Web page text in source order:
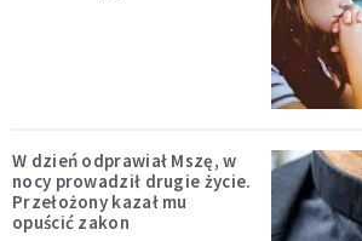
W dzień odprawiał Mszę, w
nocy prowadził drugie życie.
Przełożony kazał mu
opuścić zakon